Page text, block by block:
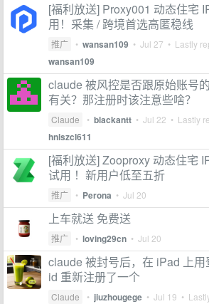
[福利放送] Proxy001 动态住宅
用！采集 / 跨境首选高匿稳线
推广 • wansan109 • Jul 27 • Lastly
wansan109
claude 被风控是否跟原始账号
有关？那注册时该注意些啥？
Claude • blackantt • Jul 22 • Lastly
hnlszcl611
[福利放送] Zooproxy 动态住宅
试用 ！新用户低至五折
推广 • Perona • Jul 20
上车就送 免费送
推广 • loving29cn • Jul 20
claude 被封号后，在 iPad 上
id 重新注册了一个
Claude • jiuzhougege • Jul 19 •